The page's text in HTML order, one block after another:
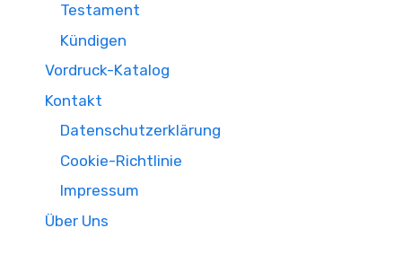
Testament
Kündigen
Vordruck-Katalog
Kontakt
Datenschutzerklärung
Cookie-Richtlinie
Impressum
Über Uns